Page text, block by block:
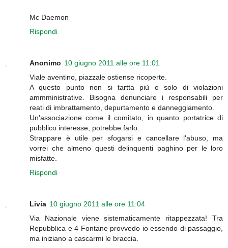
Mc Daemon
Rispondi
Anonimo 10 giugno 2011 alle ore 11:01
Viale aventino, piazzale ostiense ricoperte.
A questo punto non si tartta più o solo di violazioni
ammministrative. Bisogna denunciare i responsabili per
reati di imbrattamento, depurtamento e danneggiamento.
Un'associazione come il comitato, in quanto portatrice di
pubblico interesse, potrebbe farlo.
Strappare è utile per sfogarsi e cancellare l'abuso, ma
vorrei che almeno questi delinquenti paghino per le loro
misfatte.
Rispondi
Livia 10 giugno 2011 alle ore 11:04
Via Nazionale viene sistematicamente ritappezzata! Tra
Repubblica e 4 Fontane provvedo io essendo di passaggio,
ma iniziano a cascarmi le braccia.